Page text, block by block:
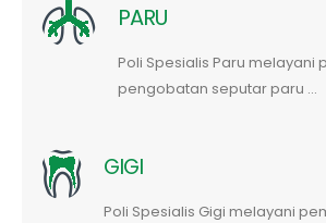
PARU
Poli Spesialis Paru melayani
pengobatan seputar paru ...
GIGI
Poli Spesialis Gigi melayani